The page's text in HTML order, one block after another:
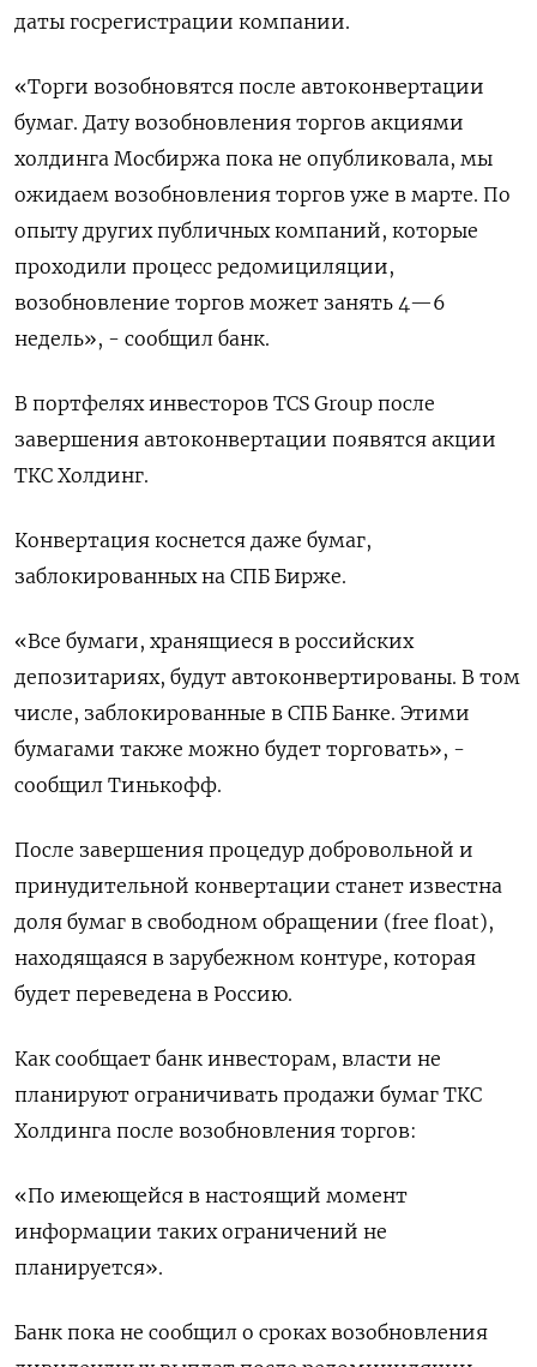
даты госрегистрации компании.
«Торги возобновятся после автоконвертации
бумаг. Дату возобновления торгов акциями
холдинга Мосбиржа пока не опубликовала, мы
ожидаем возобновления торгов уже в марте. По
опыту других публичных компаний, которые
проходили процесс редомициляции,
возобновление торгов может занять 4—6
недель», - сообщил банк.
В портфелях инвесторов TCS Group после
завершения автоконвертации появятся акции
ТКС Холдинг.
Конвертация коснется даже бумаг,
заблокированных на СПБ Бирже.
«Все бумаги, хранящиеся в российских
депозитариях, будут автоконвертированы. В том
числе, заблокированные в СПБ Банке. Этими
бумагами также можно будет торговать», -
сообщил Тинькофф.
После завершения процедур добровольной и
принудительной конвертации станет известна
доля бумаг в свободном обращении (free float),
находящаяся в зарубежном контуре, которая
будет переведена в Россию.
Как сообщает банк инвесторам, власти не
планируют ограничивать продажи бумаг ТКС
Холдинга после возобновления торгов:
«По имеющейся в настоящий момент
информации таких ограничений не
планируется».
Банк пока не сообщил о сроках возобновления